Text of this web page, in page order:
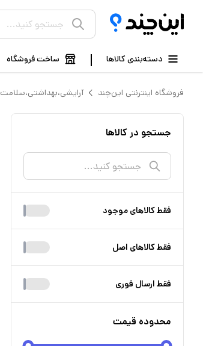
دسته‌بندی کالاها ساخت فروشگاه
فروشگاه اینترنتی این‌چند آرایشی،بهداشتی،سلامت
جستجو در کالاها
فقط کالا‌های موجود
فقط کالا‌های اصل
فقط ارسال فوری
محدوده قیمت